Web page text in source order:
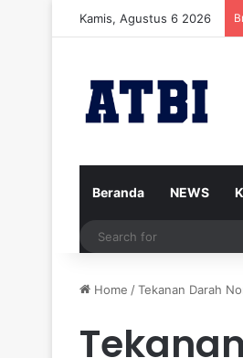
Kamis, Agustus 6 2026
Beranda NEWS
Home /Tekanan Darah